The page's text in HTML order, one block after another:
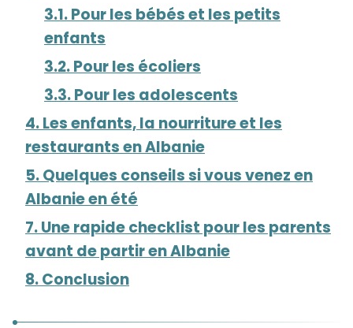
3.1. Pour les bébés et les petits
enfants
3.2. Pour les écoliers
3.3. Pour les adolescents
4. Les enfants, la nourriture et les
restaurants en Albanie
5. Quelques conseils si vous venez en
Albanie en été
7. Une rapide checklist pour les parents
avant de partir en Albanie
8. Conclusion